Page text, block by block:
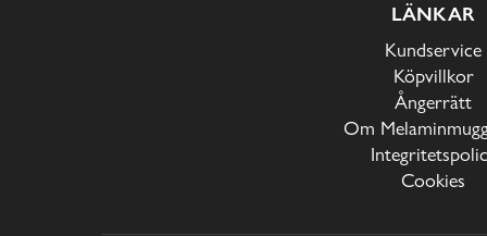
LÄNKAR
Kundservice
Köpvillkor
Ångerrätt
Om
Cookies